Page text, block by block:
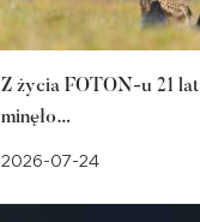
Z życia FOTON-u 21 lat
minęło…
2026-07-24